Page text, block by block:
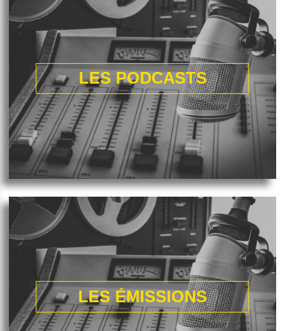
LES PODCASTS
LES ÉMISSIONS